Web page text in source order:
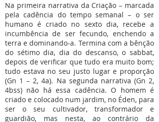
Na primeira narrativa da Criação – marcada
pela cadência do tempo semanal – o ser
humano é criado no sexto dia, recebe a
incumbência de ser fecundo, enchendo a
terra e dominando-a. Termina com a bênção
do sétimo dia, dia do descanso, o sabbat,
depois de verificar que tudo era muito bom;
tudo estava no seu justo lugar e proporção
(Gn 1 – 2, 4a). Na segunda narrativa (Gn 2,
4bss) não há essa cadência. O homem é
criado e colocado num jardim, no Éden, para
ser o seu cultivador, transformador e
guardião, mas nesta, ao contrário da